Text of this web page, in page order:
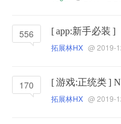
556 [app:新手必装 ]
拓展林HX @ 2019-
170 [游戏:正统类]
拓展林HX @ 2019-